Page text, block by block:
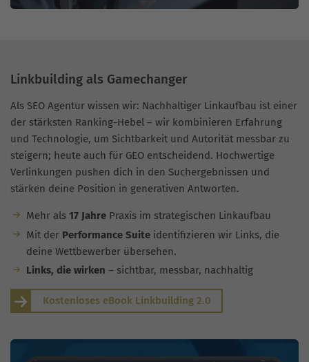
Linkbuilding als Gamechanger
Als SEO Agentur wissen wir: Nachhaltiger Linkaufbau ist einer
der stärksten Ranking-Hebel – wir kombinieren Erfahrung
und Technologie, um Sichtbarkeit und Autorität messbar zu
steigern; heute auch für GEO entscheidend. Hochwertige
Verlinkungen pushen dich in den Suchergebnissen und
stärken deine Position in generativen Antworten.
Mehr als 17 JahrePraxis im strategischen Linkaufbau
Mit der Performance Suiteidentifizieren wir Links, die
deine Wettbewerber übersehen.
Links, die wirken – sichtbar, messbar, nachhaltig
Kostenloses eBook Linkbuilding 2.0